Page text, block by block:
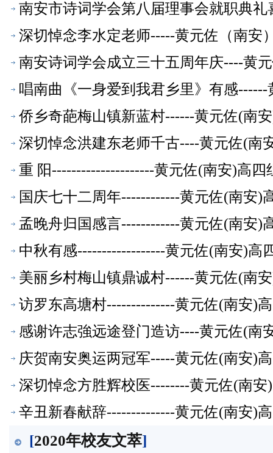
南安市诗词学会第八届理事会就职典
【校友文萃】
深切悼念李水定老师-----黄元佐（南安
南安诗词学会成立三十五周年庆----黄
萃】
唱南曲《一身爱到我君乡里》有感
萃】
侨乡奇葩梅山镇新蓝村------黄元佐(南
深切悼念洪建东老师千古----黄元佐(南
重 阳---------------------黄元佐(南安)高
国庆七十二周年------------黄元佐(南安)
孟晚舟归国感言------------黄元佐(南安)
中秋有感------------------黄元佐(南安)高
美丽乡村梅山镇鼎诚村------黄元佐(南
访罗东高塘村--------------黄元佐(南安)
感谢许志強远途登门造访----黄元佐(南
庆贺南安奥运两冠军-----黄元佐(南安)
深切悼念方胜辉校医--------黄元佐(南
辛丑新春献辞--------------黄元佐(南安)
[2020年校友文萃]